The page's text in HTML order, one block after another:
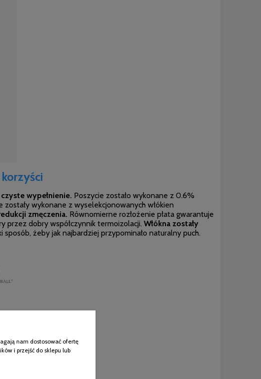
wypełnienie. Poszycie zostało wykonane z 0.6%
wykonane z wyselekcjonowanych włókien
zmęczenia. Równomierne rozłożenie płata gwarantuje
przez dobry współczynnik termoizolacji. Włókna zostały
żeby jak najbardziej przypominało naturalny puch.
nam dostosować ofertę
i przejść do sklepu lub